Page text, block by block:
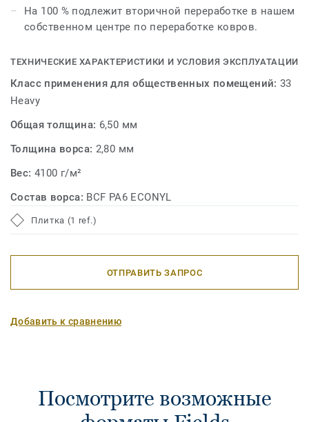
Эта коллекция является частью нашего замкнутого
цикла
На 100 % подлежит вторичной переработке в нашем
собственном центре по переработке ковров.
ТЕХНИЧЕСКИЕ ХАРАКТЕРИСТИКИ И УСЛОВИЯ ЭКСПЛУАТАЦИИ
Класс применения для общественных помещений:33
Heavy
Общая толщина: 6,50 мм
Толщина ворса: 2,80 мм
Вес: 4100 г/м²
Состав ворса: BCF PA6 ECONYL
Плитка (1 ref.)
ОТПРАВИТЬ ЗАПРОС
Добавить к сравнению
Посмотрите возможные